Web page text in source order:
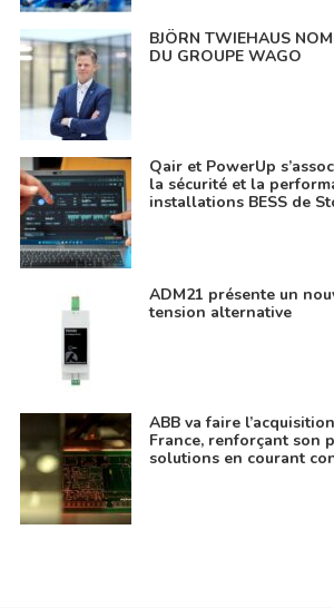
BJÖRN TWIEHAUS
DU GROUPE WAGO
Qair et PowerUp
la sécurité et la
installations BESS de
ADM21 présente un
tension alternative
ABB va faire
France, renforçant son
solutions en courant